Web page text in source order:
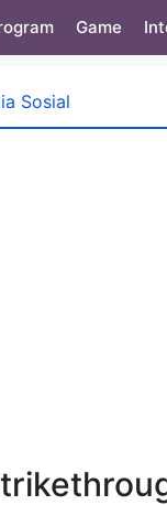
Game
Sosial